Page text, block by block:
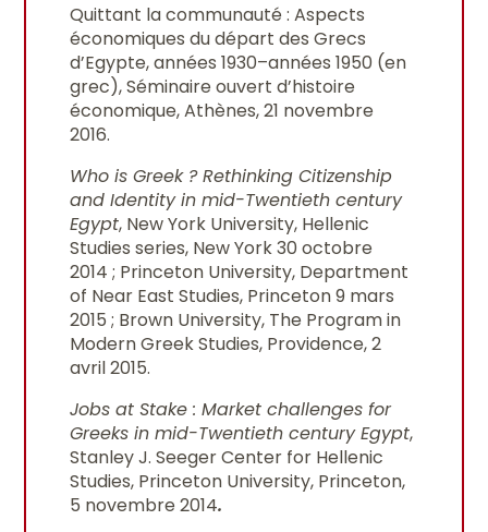
Quittant la communauté : Aspects
économiques du départ des Grecs
d’Egypte, années 1930–années 1950 (en
grec), Séminaire ouvert d’histoire
économique, Athènes, 21 novembre
2016.
Who is Greek ? Rethinking Citizenship
and Identity in mid-Twentieth century
Egypt, New York University, Hellenic
Studies series, New York 30 octobre
2014 ; Princeton University, Department
of Near East Studies, Princeton 9 mars
2015 ; Brown University, The Program in
Modern Greek Studies, Providence, 2
avril 2015.
Jobs at Stake : Market challenges for
Greeks in mid-Twentieth century Egypt,
Stanley J. Seeger Center for Hellenic
Studies, Princeton University, Princeton,
5 novembre 2014.